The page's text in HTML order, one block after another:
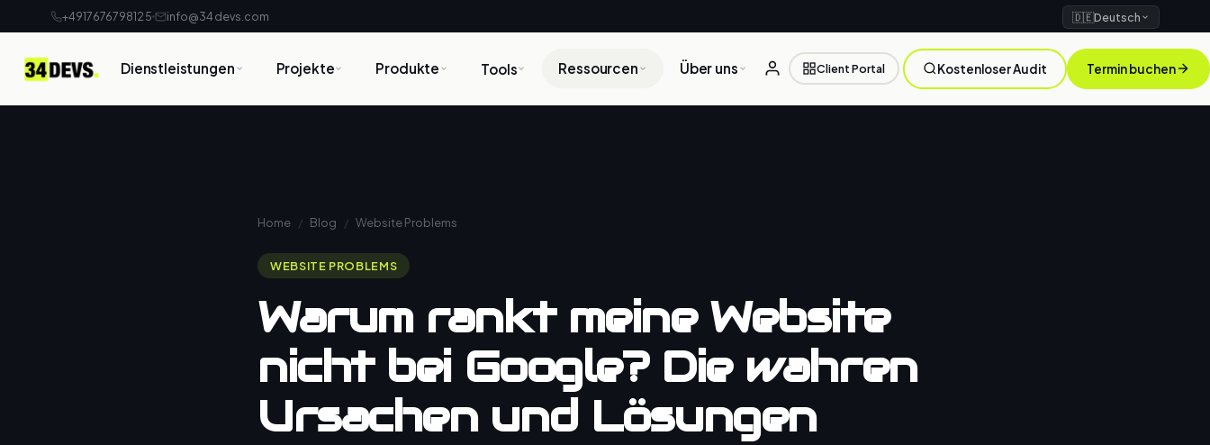
+4917676798125 info@34devs.com 🇩🇪Deutsch
Dienstleistungen Projekte Produkte Tools Ressourcen Über uns Client Portal Kostenloser Audit Termin buchen
Home / Blog / Website Problems
WEBSITE PROBLEMS
Warum rankt meine Website
nicht bei Google? Die wahren
Ursachen und Lösungen